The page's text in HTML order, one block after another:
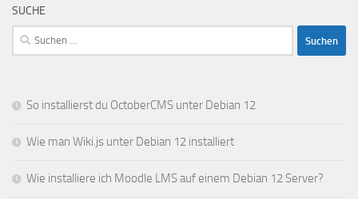
SUCHE
Suchen
nach:
So installierst du OctoberCMS unter Debian 12
Wie man Wiki.js unter Debian 12 installiert
Wie installiere ich Moodle LMS auf einem Debian 12 Server?